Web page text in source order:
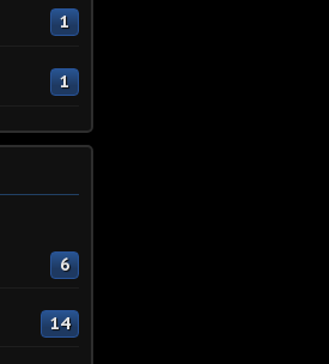
1
1
6
14